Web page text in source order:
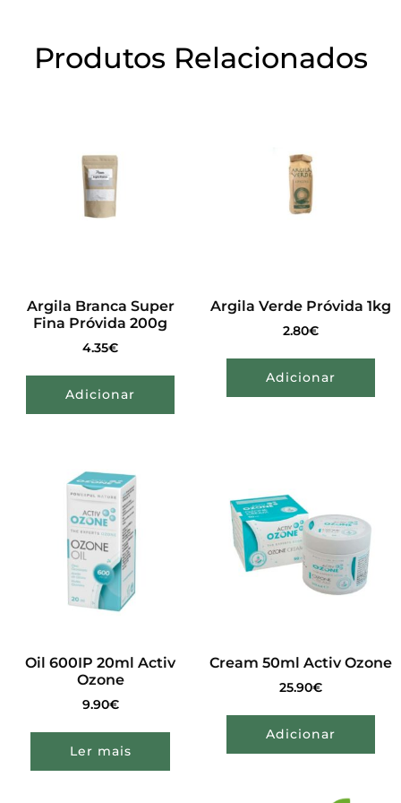
Produtos Relacionados
Argila Branca Super
Fina Próvida 200g
4.35€
Adicionar
Argila Verde Próvida 1kg
2.80€
Adicionar
Oil 600IP 20ml Activ
Ozone
9.90€
Ler mais
Cream 50ml Activ Ozone
25.90€
Adicionar